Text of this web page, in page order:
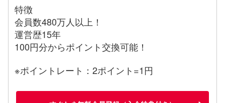
特徴
会員数480万人以上！
運営歴15年
100円分からポイント交換可能！
※ポイントレート：2ポイント=1円